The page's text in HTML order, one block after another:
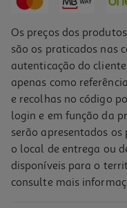
Figura Minix Fig - One
Os preços dos
são os praticados nas
autenticação do
apenas como
e recolhas no código
login e em função da
serão apresentados
o local de entrega ou
disponíveis para o
consulte mais